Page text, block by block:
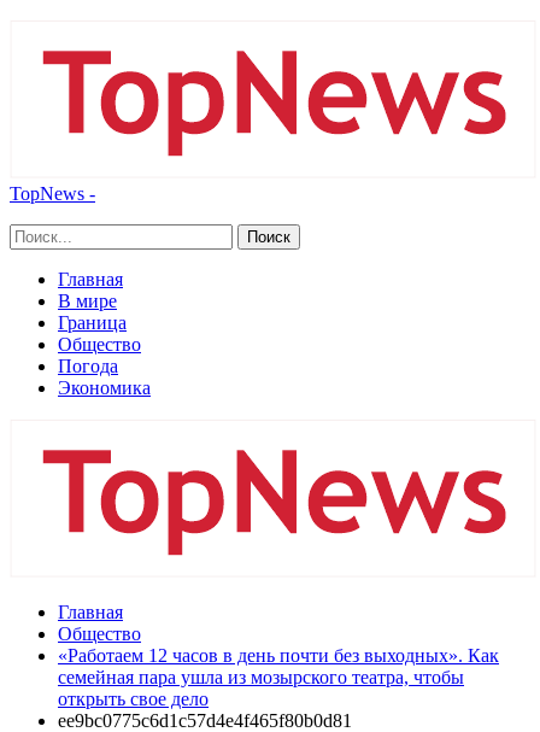
TopNews -
Главная
В мире
Граница
Общество
Погода
Экономика
Главная
Общество
«Работаем 12 часов в день почти без выходных». Как
семейная пара ушла из мозырского театра, чтобы
открыть свое дело
ee9bc0775c6d1c57d4e4f465f80b0d81